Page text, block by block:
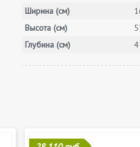
Ширина (см)
Высота (см)
Глубина (см)
4